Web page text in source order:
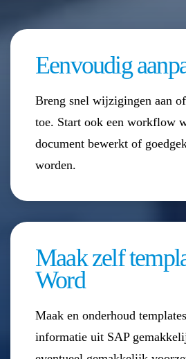
Eenvoudig
Breng snel wijzigingen aan
toe. Start ook een workflow
document bewerkt of
worden.
Maak zelf
Word
Maak en onderhoud
informatie uit SAP